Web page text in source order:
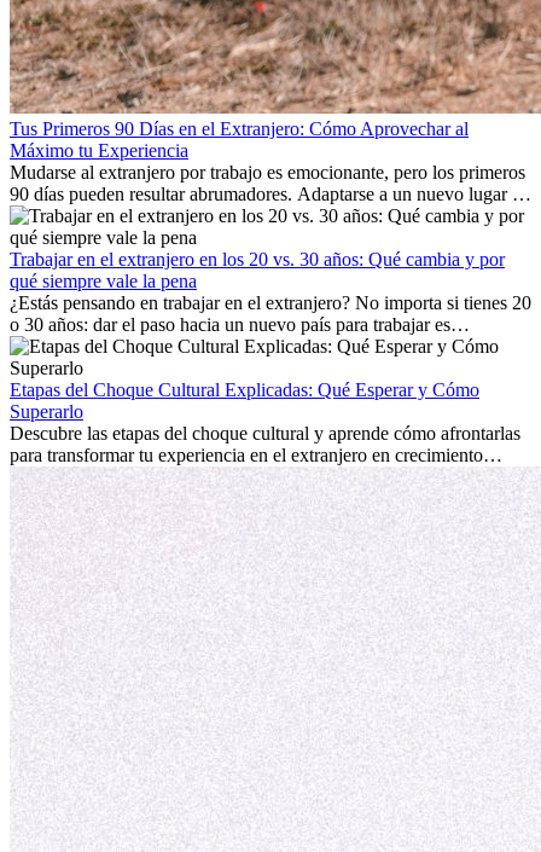
Tus Primeros 90 Días en el Extranjero: Cómo Aprovechar al
Máximo tu Experiencia
Mudarse al extranjero por trabajo es emocionante, pero los primeros
90 días pueden resultar abrumadores. Adaptarse a un nuevo lugar de
trabajo, construir una vida social, comprender la cultura local y lidiar
con la nostalgia son parte del proceso. Esta guía para expatriados te
mostrará cómo aprovechar al máximo tus primeros meses en el
extranjero, asegurando tanto éxito profesional como crecimiento
personal.
Trabajar en el extranjero en los 20 vs. 30 años: Qué cambia y por
qué siempre vale la pena
¿Estás pensando en trabajar en el extranjero? No importa si tienes 20
o 30 años: dar el paso hacia un nuevo país para trabajar es
emocionante y, a veces, desafiante. Muchas personas se preguntan si
la edad marca la diferencia. La verdad es que la experiencia
internacional siempre vale la pena. Puede impulsar tu carrera,
fomentar tu crecimiento personal y ofrecerte valiosas perspectivas
culturales que transforman tu vida.
Etapas del Choque Cultural Explicadas: Qué Esperar y Cómo
Superarlo
Descubre las etapas del choque cultural y aprende cómo afrontarlas
para transformar tu experiencia en el extranjero en crecimiento
personal y adaptación exitosa.